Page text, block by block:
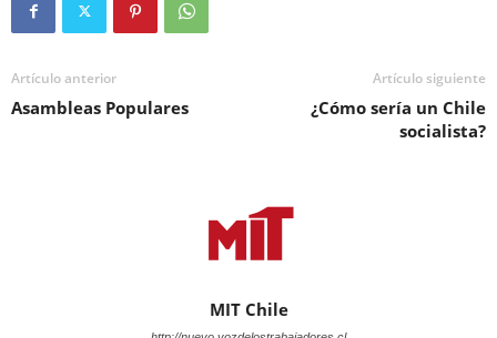
Artículo anterior
Asambleas Populares
Artículo siguiente
¿Cómo sería un Chile
socialista?
MIT Chile